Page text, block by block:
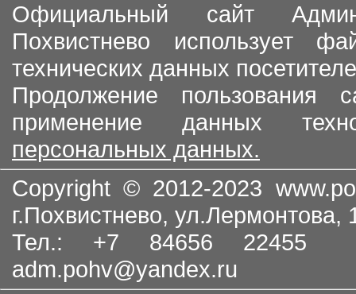
Официальный сайт
Похвистнево использует
технических данных
Продолжение пользования
применение данных
персональных данных.
Copyright © 2012-2023
г.Похвистнево, ул.Лермонтова,
Тел.: +7 84656
adm.pohv@yandex.ru